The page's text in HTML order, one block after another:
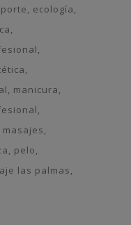
ecología
manicura
masajes
pelo
las palmas